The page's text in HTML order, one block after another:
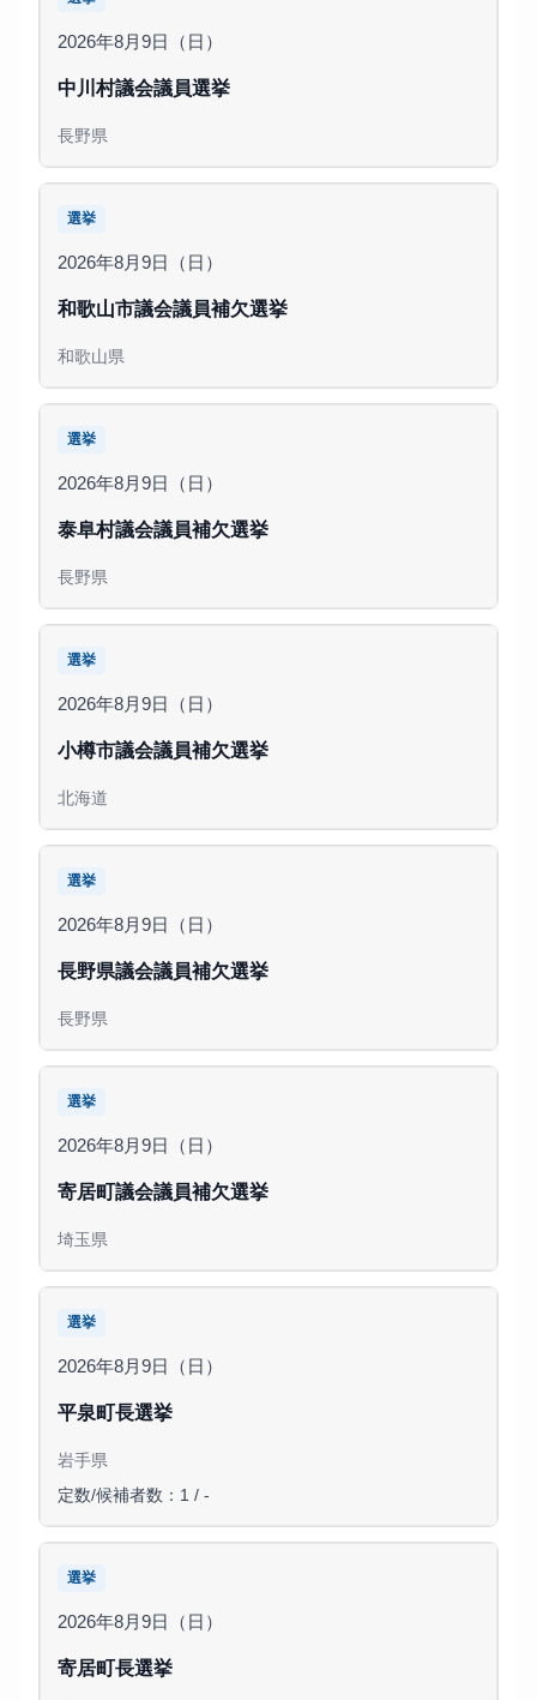
2026年8月9日（日）
中川村議会議員選挙
長野県
選挙
2026年8月9日（日）
和歌山市議会議員補欠選挙
和歌山県
選挙
2026年8月9日（日）
泰阜村議会議員補欠選挙
長野県
選挙
2026年8月9日（日）
小樽市議会議員補欠選挙
北海道
選挙
2026年8月9日（日）
長野県議会議員補欠選挙
長野県
選挙
2026年8月9日（日）
寄居町議会議員補欠選挙
埼玉県
選挙
2026年8月9日（日）
平泉町長選挙
岩手県
定数/候補者数：1 / -
選挙
2026年8月9日（日）
寄居町長選挙